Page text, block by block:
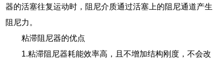
器的活塞往复运动时，阻尼介质通过活塞上的阻尼通道产生
阻尼力。
粘滞阻尼器的优点
1.粘滞阻尼器耗能效率高，且不增加结构刚度，不会改